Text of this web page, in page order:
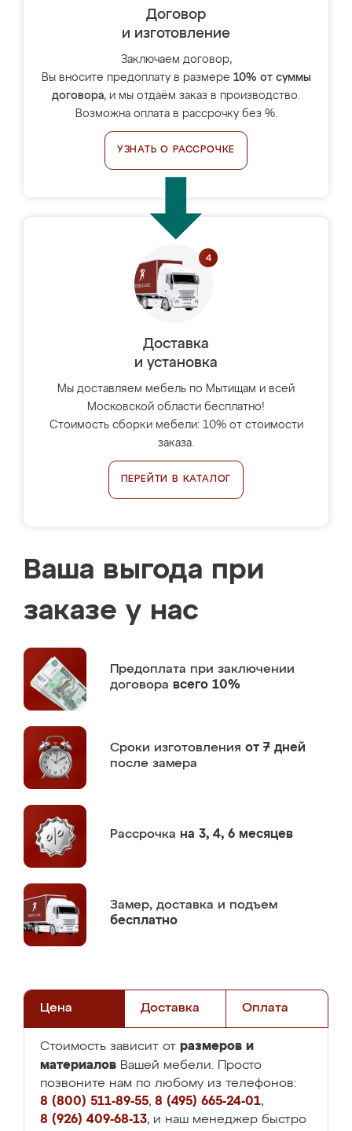
Договор
и изготовление
Заключаем договор,
Вы вносите предоплату в размере 10% от суммы
договора, и мы отдаём заказ в производство.
Возможна оплата в рассрочку без %.
УЗНАТЬ О РАССРОЧКЕ
Доставка
и установка
Мы доставляем мебель по Мытищам и всей
Московской области бесплатно!
Стоимость сборки мебели: 10% от стоимости
заказа.
ПЕРЕЙТИ В КАТАЛОГ
Ваша выгода при
заказе у нас
Предоплата при заключении
договора всего 10%
Сроки изготовления от 7 дней
после замера
Рассрочка на 3, 4, 6 месяцев
Замер, доставка и подъем
бесплатно
Цена Доставка Оплата
Стоимость зависит от размеров и
материалов Вашей мебели. Просто
позвоните нам по любому из телефонов:
8 (800) 511-89-55, 8 (495) 665-24-01,
8 (926) 409-68-13, и наш менеджер быстро